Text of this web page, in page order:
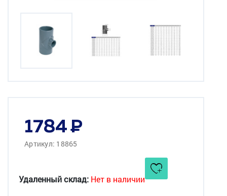
1784
Артикул: 18865
Удаленный склад: Нет в наличии